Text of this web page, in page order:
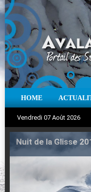
HOME
Vendredi 07 Août 2026
Nuit de la Glisse